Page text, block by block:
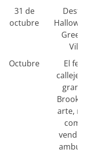
31 de
octubre
Octubre
El
arte,